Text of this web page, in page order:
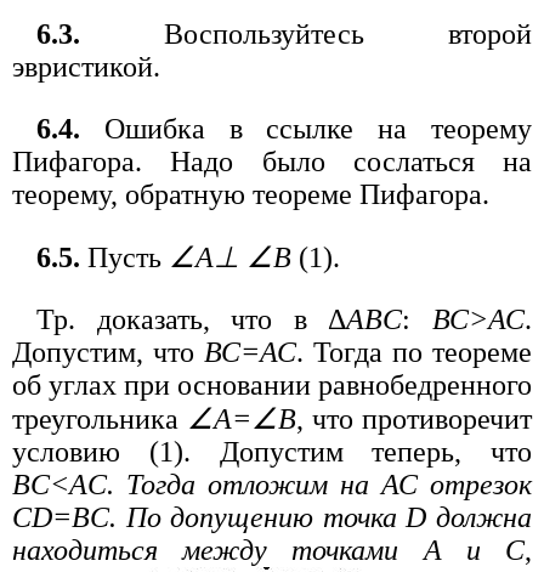
6.3. Воспользуйтесь второй
эвристикой.
6.4. Ошибка в ссылке на теорему
Пифагора. Надо было сослаться на
теорему, обратную теореме Пифагора.
6.5. Пусть ∠А⊥ ∠В (1).
Тр. доказать, что в ΔABC: ВС>АС.
Допустим, что ВС=АС. Тогда по теореме
об углах при основании равнобедренного
треугольника ∠A=∠B, что противоречит
условию (1). Допустим теперь, что
BC<AC. Тогда отложим на АС отрезок
CD=BC. По допущению точка D должна
находиться между точками A и С,